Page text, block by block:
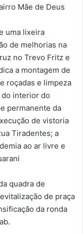
Mãe de Deus
uma lixeira
de melhorias na
no Trevo Fritz e
a montagem de
roçadas e limpeza
do interior do
permanente da
de vistoria
Tiradentes; a
ao ar livre e
quadra de
de praça
da ronda